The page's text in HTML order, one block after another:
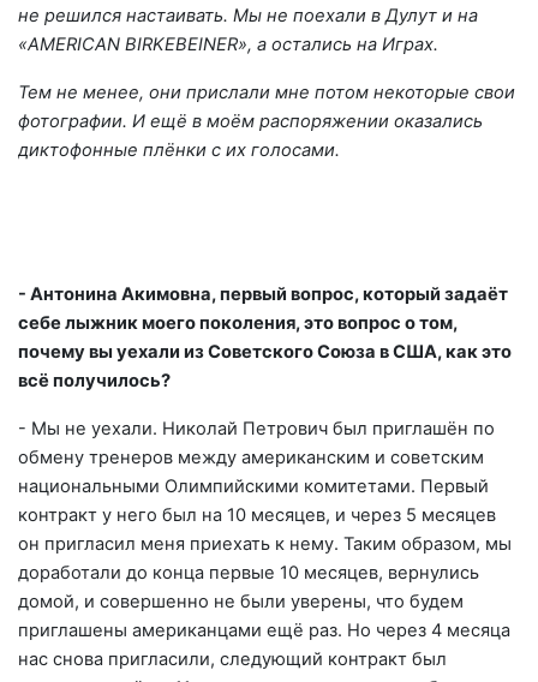
не решился настаивать. Мы не поехали в Дулут и на
«AMERICAN BIRKEBEINER», а остались на Играх.
Тем не менее, они прислали мне потом некоторые свои
фотографии. И ещё в моём распоряжении оказались
диктофонные плёнки с их голосами.
- Антонина Акимовна, первый вопрос, который задаёт
себе лыжник моего поколения, это вопрос о том,
почему вы уехали из Советского Союза в США, как это
всё получилось?
- Мы не уехали. Николай Петрович был приглашён по
обмену тренеров между американским и советским
национальными Олимпийскими комитетами. Первый
контракт у него был на 10 месяцев, и через 5 месяцев
он пригласил меня приехать к нему. Таким образом, мы
доработали до конца первые 10 месяцев, вернулись
домой, и совершенно не были уверены, что будем
приглашены американцами ещё раз. Но через 4 месяца
нас снова пригласили, следующий контракт был